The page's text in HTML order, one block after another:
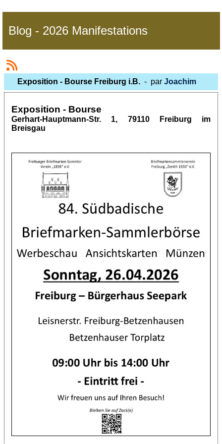
Blog - 2026 Manifestations
Exposition - Bourse Freiburg i.B.- par Joachim
Exposition - Bourse
Gerhart-Hauptmann-Str. 1, 79110 Freiburg im
Breisgau